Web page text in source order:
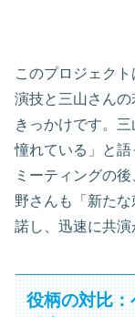
このプロジェク
演技と三山さん
きっかけです。
憧れている」と
ミーティングの
野さんも「新た
諾し、迅速に共演
役柄の対比